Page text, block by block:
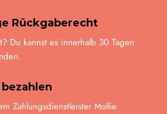
Rückgaberecht
Du kannst es innerhalb 30 Tagen
Zahlungsdienstleister Mollie